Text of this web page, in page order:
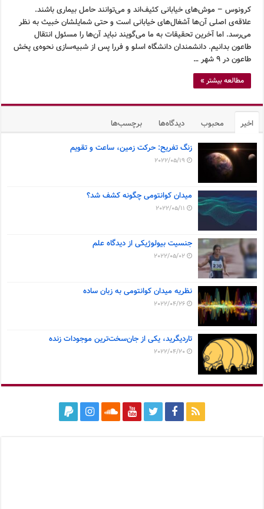
کرونوس – موش‌های خیابانی کثیف‌اند و می‌توانند حامل بیماری باشند.
علاقه‌ی اصلی آن‌ها آشغال‌های خیابانی است و حتی شمایلشان خبیث به نظر
می‌رسد. اما آخرین تحقیقات به ما می‌گویند نباید آن‌ها را مسئول انتقال
طاعون بدانیم. دانشمندان دانشگاه اسلو و فررا پس از شبیه‌سازی نحوه‌ی پخش
طاعون در ۹ شهر …
مطالعه بیشتر »
اخیر محبوب دیدگاه‌ها برچسب‌ها
زنگ تفریح: حرکت زمین، ساعت و تقویم
2022/05/19
میدان کوانتومی چگونه کشف شد؟
2022/05/11
جنسیت بیولوژیکی از دیدگاه علم
2022/05/02
نظریه میدان کوانتومی به زبان ساده
2022/04/26
تاردیگرید، یکی از جان‌سخت‌ترین موجودات زنده
2022/04/20